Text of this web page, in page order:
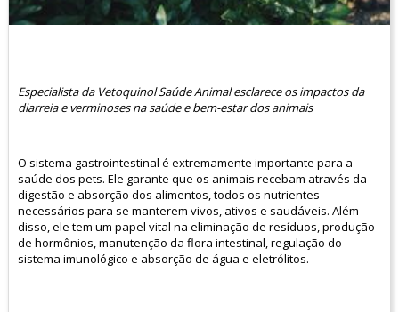
Especialista da Vetoquinol Saúde Animal esclarece os impactos da
diarreia e verminoses na saúde e bem-estar dos animais
O sistema gastrointestinal é extremamente importante para a
saúde dos pets. Ele garante que os animais recebam através da
digestão e absorção dos alimentos, todos os nutrientes
necessários para se manterem vivos, ativos e saudáveis. Além
disso, ele tem um papel vital na eliminação de resíduos, produção
de hormônios, manutenção da flora intestinal, regulação do
sistema imunológico e absorção de água e eletrólitos.